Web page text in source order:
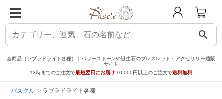
search
全商品（ラブラドライト各種）｜パワーストーンや誕生石のブレスレット・アクセサリー通販
サイト
12時までのご注文で最短翌日にお届け 10,000円以上のご注文で送料無料
パスクル ラブラドライト各種